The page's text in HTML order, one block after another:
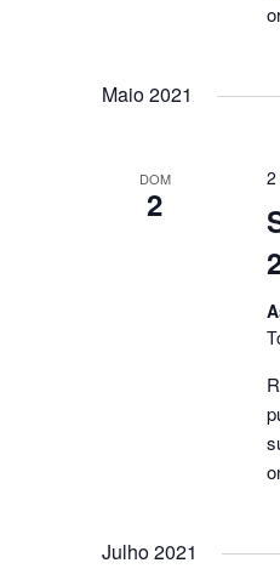
Maio 2021
DOM
2
Julho 2021